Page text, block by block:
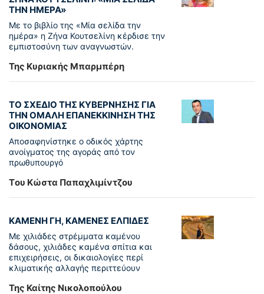
ΤΗΝ ΗΜΕΡΑ»
Με το βιβλίο της «Μία σελίδα την
ημέρα» η Ζήνα Κουτσελίνη κέρδισε την
εμπιστοσύνη των αναγνωστών.
Της Κυριακής Μπαρμπέρη
ΤΟ ΣΧΕΔΙΟ ΤΗΣ ΚΥΒΕΡΝΗΣΗΣ ΓΙΑ
ΤΗΝ ΟΜΑΛΗ ΕΠΑΝΕΚΚΙΝΗΣΗ ΤΗΣ
ΟΙΚΟΝΟΜΙΑΣ
Αποσαφηνίστηκε ο οδικός χάρτης
ανοίγματος της αγοράς από τον
πρωθυπουργό
Tου Κώστα Παπαχλιμίντζου
ΚΑΜΕΝΗ ΓΗ, ΚΑΜΕΝΕΣ ΕΛΠΙΔΕΣ
Με χιλιάδες στρέμματα καμένου
δάσους, χιλιάδες καμένα σπίτια και
επιχειρήσεις, οι δικαιολογίες περί
κλιματικής αλλαγής περιττεύουν
Της Καίτης Νικολοπούλου